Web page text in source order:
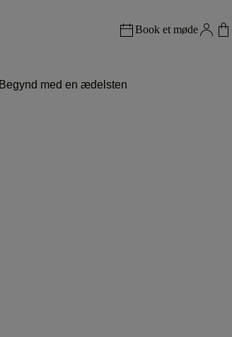
Book et møde
Begynd med en ædelsten